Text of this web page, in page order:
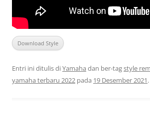
Download Style
Entri ini ditulis diYamaha dan ber-tagstyle
yamaha terbaru 2022 pada 19 Desember 2021.